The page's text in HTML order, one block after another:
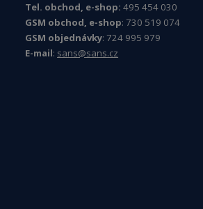
Tel. obchod, e-shop: 495 454 030
GSM obchod, e-shop: 730 519 074
GSM objednávky: 724 995 979
E-mail: sans@sans.cz